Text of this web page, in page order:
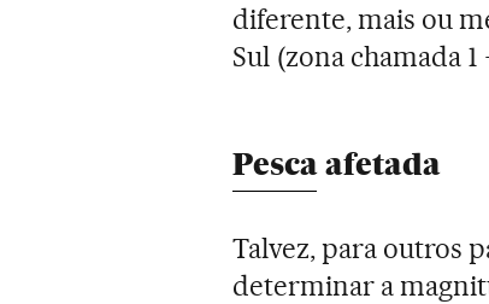
diferente, mais ou
Sul (zona chamada 1
Pesca afetada
Talvez, para outros
determinar a